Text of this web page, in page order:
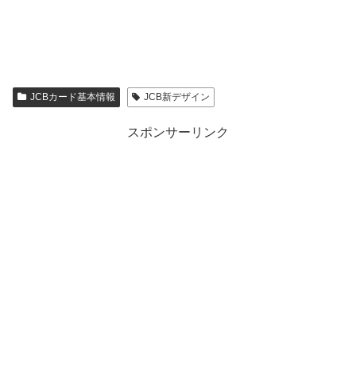
JCBカード基本情報 JCB新デザイン
スポンサーリンク